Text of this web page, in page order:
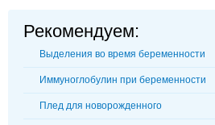
Рекомендуем:
Выделения во время беременности
Иммуноглобулин при беременности
Плед для новорожденного